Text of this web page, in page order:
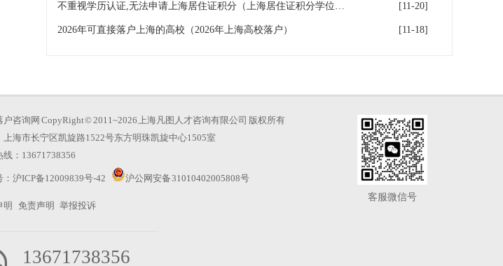
不重视学历认证,无法申请上海居住证积分（上海居住证积分学位认证） [11-20]
2026年可直接落户上海的高校（2026年上海高校落户） [11-18]
户咨询网 CopyRight © 2011~2026 上海凡图人才咨询有限公司 版权所有
上海市长宁区凯旋路1522号东方明珠凯旋中心1505室
线：13671738356
沪ICP备12009839号-42 沪公网安备 31010402005808号
明 免责声明 举报投诉
13671738356
客服微信号